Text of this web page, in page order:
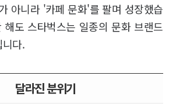
아니라 '카페 문화'를 팔며 성장했습
해도 스타벅스는 일종의 문화 브랜드
다.
달라진 분위기